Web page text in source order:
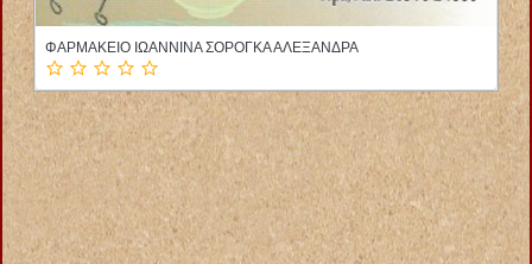
ΦΥΣΙΚΟΘΕΡΑΠΕΥΤΡΙΑ ΑΛΙΒΕΡΙ ΕΥΒΟΙΑ ΛΑΜΠΡΟΥ ΕΛΕΝΗ